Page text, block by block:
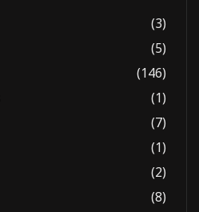
(3)
(5)
(146)
(1)
(7)
(1)
(2)
(8)